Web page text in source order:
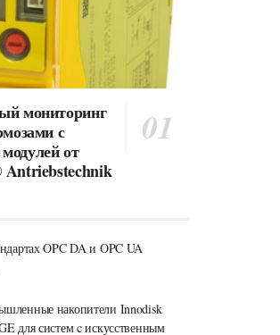
мониторинг
с
от
OPC DA и OPC UA
накопители Innodisk
для систем c искусственным